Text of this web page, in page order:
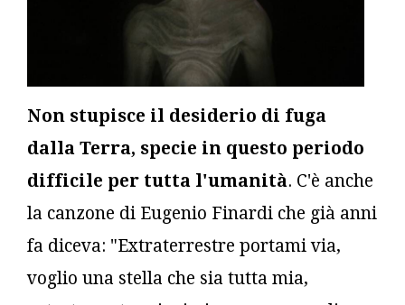
Non stupisce il desiderio di fuga
dalla Terra, specie in questo periodo
difficile per tutta l'umanità. C'è anche
la canzone di Eugenio Finardi che già anni
fa diceva: "Extraterrestre portami via,
voglio una stella che sia tutta mia,